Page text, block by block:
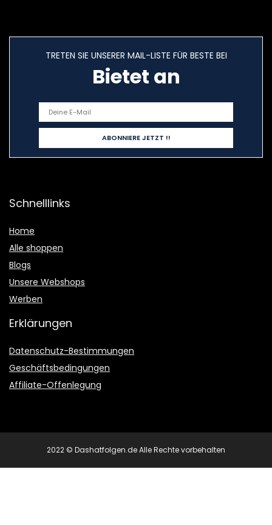
TRETEN SIE UNSERER MAIL-LISTE FÜR BESTE BEI
Bietet an
Schnelllinks
Home
Alle shoppen
Blogs
Unsere Webshops
Werben
Erklärungen
Datenschutz-Bestimmungen
Geschäftsbedingungen
Affiliate-Offenlegung
2022 © Dashatfolgen.de Alle Rechte vorbehalten